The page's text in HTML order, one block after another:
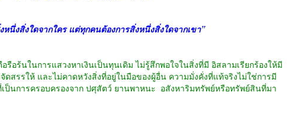
หนึ่งสิ่งใดจากใคร แต่ทุกคนต้องการสิ่งหนึ่งสิ่งใดจากเขา”
ร้นในการแสวงหาเงินเป็นทุนเดิม ไม่รู้สึกพอใจในสิ่งที่มี อิสลามเรียกร้องให้มี
ดสรรให้ และไม่คาดหวังสิ่งที่อยู่ในมือของผู้อื่น ความมั่งคั่งที่แท้จริงไม่ใช่การมี
ป็นการครอบครองจาก ปศุสัตว์ ยานพาหนะ อสังหาริมทรัพย์หรือทรัพย์สินที่มา